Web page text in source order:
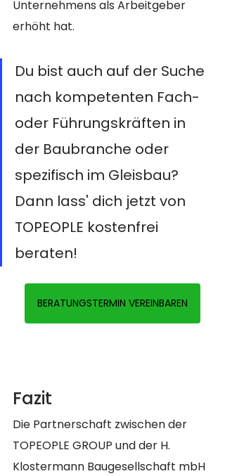
Unternehmens als Arbeitgeber
erhöht hat.
Du bist auch auf der Suche
nach kompetenten Fach-
oder Führungskräften in
der Baubranche oder
spezifisch im Gleisbau?
Dann lass' dich jetzt von
TOPEOPLE kostenfrei
beraten!
BERATUNGSTERMIN VEREINBAREN
Fazit
Die Partnerschaft zwischen der
TOPEOPLE GROUP und der H.
Klostermann Baugesellschaft mbH